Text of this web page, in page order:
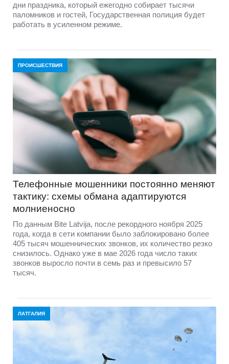
дни праздника, который ежегодно собирает тысячи
паломников и гостей, Государственная полиция будет
работать в усиленном режиме.
ПРОИСШЕСТВИЯ
Телефонные мошенники постоянно меняют
тактику: схемы обмана адаптируются
молниеносно
По данным Bite Latvija, после рекордного ноября 2025
года, когда в сети компании было заблокировано более
405 тысяч мошеннических звонков, их количество резко
снизилось. Однако уже в мае 2026 года число таких
звонков выросло почти в семь раз и превысило 57
тысяч.
ЛАТГАЛИЯ